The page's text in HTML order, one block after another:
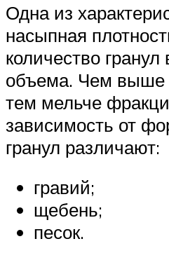
Одна из
насыпная
количество
объема. Чем выше
тем мельче
зависимость от
гранул различают:
гравий;
щебень;
песок.